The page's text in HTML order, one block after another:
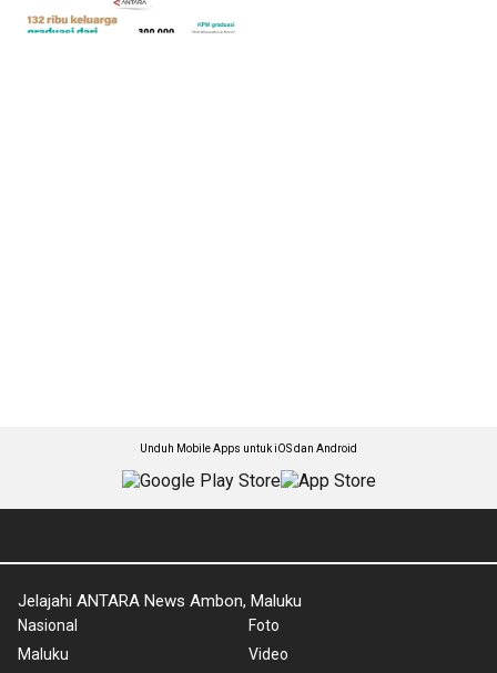
Unduh Mobile Apps untuk iOS dan Android
Jelajahi ANTARA News Ambon, Maluku
Nasional
Maluku
Foto
Video